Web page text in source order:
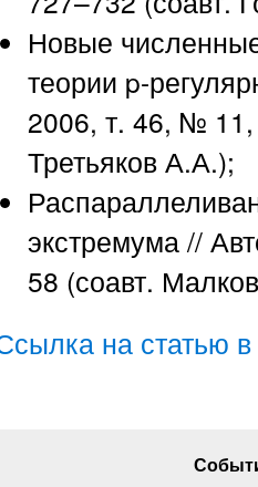
Новые
теории p-
2006, т. 46, №
Третьяков А.А.);
экстремума //
58 (соавт.
на статью